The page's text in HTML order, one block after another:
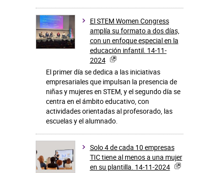
El STEM Women Congress
amplía su formato a dos días,
con un enfoque especial en la
educación infantil. 14-11-
2024
El primer día se dedica a las iniciativas
empresariales que impulsan la presencia de
niñas y mujeres en STEM, y el segundo día se
centra en el ámbito educativo, con
actividades orientadas al profesorado, las
escuelas y el alumnado.
Solo 4 de cada 10 empresas
TIC tiene al menos a una mujer
en su plantilla. 14-11-2024